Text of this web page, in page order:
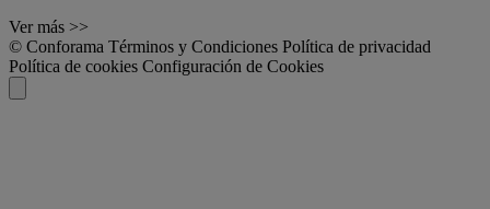
Ver más >>
© Conforama Términos y Condiciones Política de privacidad
Política de cookies Configuración de Cookies